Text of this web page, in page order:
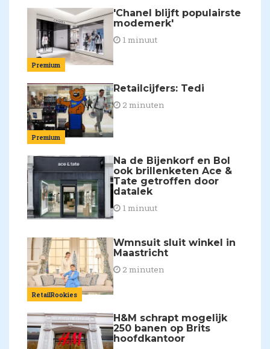
Premium
'Chanel blijft populairste
modemerk'
1 minuut
Premium
Retailcijfers: Tedi
2 minuten
Na de Bijenkorf en Bol
ook brillenketen Ace &
Tate getroffen door
datalek
1 minuut
RetailRookies
Wmnsuit sluit winkel in
Maastricht
2 minuten
H&M schrapt mogelijk
250 banen op Brits
hoofdkantoor